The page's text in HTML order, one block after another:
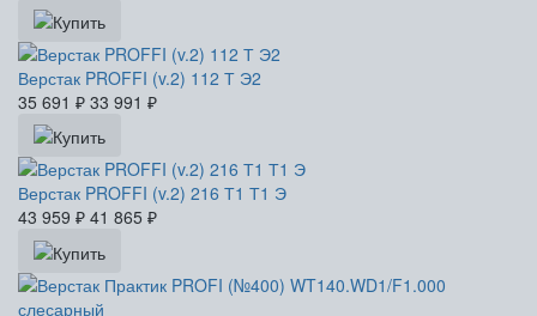
Верстак PROFFI (v.2) 112 Т Э2
35 691 ₽ 33 991 ₽
Верстак PROFFI (v.2) 216 Т1 Т1 Э
43 959 ₽ 41 865 ₽